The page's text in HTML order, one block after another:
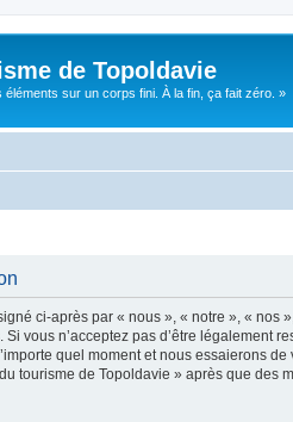
de Topoldavie
sur un corps fini. À la fin, ça fait zéro. »
ci-après par « nous », « notre », «
vous n’acceptez pas d’être
quel moment et nous essaierons
tourisme de Topoldavie » après que